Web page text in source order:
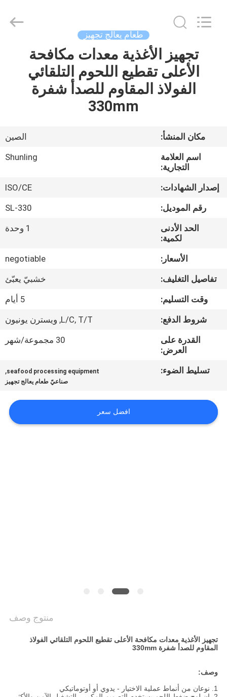
منتجات
فيديو
معلومات
عنا
جولة
المعمل
رقابة
جودة
اتصل
حالات
equipments
limited.
طعام يعالج تجهيز
تجهيز الأغذية معدات مكافحة
الأعلى تقطيع اللحوم التلقائي
الفولاذ المقاوم للصدأ شفرة
330mm
مكان المنشأ:
الصين
اسم العلامة
التجارية:
Shunling
إصدار الشهادات:
ISO/CE
رقم الموديل:
SL-330
الحد الأدنى
لكمية:
1 وحدة
الأسعار:
negotiable
تفاصيل التغليف:
خشبيّ يعبّئ
وقت التسليم:
5 أيام
شروط الدفع:
L/C, T/T, ويسترن يونيون
القدرة على
العرض:
30 مجموعة/شهر
تسليط الضوء: seafood processing equipment
,
صناعيّ طعام يعالج تجهيز
افضل سعر
منتوج وصف
تجهيز الأغذية معدات مكافحة الأعلى تقطيع اللحوم التلقائي الفولاذ
المقاوم للصدأ شفرة 330mm
وصف:
1. نوعان من أنماط عملية الاختيار - يدوي أو أوتوماتيكي